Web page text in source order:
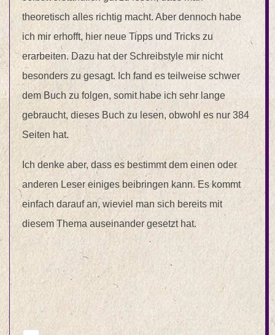
theoretisch alles richtig macht. Aber dennoch habe
ich mir erhofft, hier neue Tipps und Tricks zu
erarbeiten. Dazu hat der Schreibstyle mir nicht
besonders zu gesagt. Ich fand es teilweise schwer
dem Buch zu folgen, somit habe ich sehr lange
gebraucht, dieses Buch zu lesen, obwohl es nur 384
Seiten hat.
Ich denke aber, dass es bestimmt dem einen oder
anderen Leser einiges beibringen kann. Es kommt
einfach darauf an, wieviel man sich bereits mit
diesem Thema auseinander gesetzt hat.